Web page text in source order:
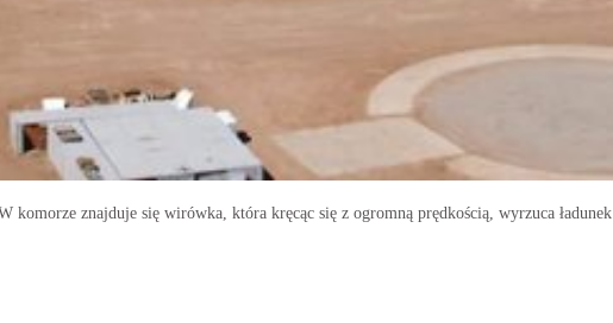
znajduje się wirówka, która kręcąc się z ogromną prędkością, wyrzuca ładunek